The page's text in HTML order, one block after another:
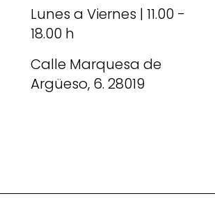
Lunes a Viernes | 11.00 -
18.00 h
Calle Marquesa de
Argüeso, 6. 28019